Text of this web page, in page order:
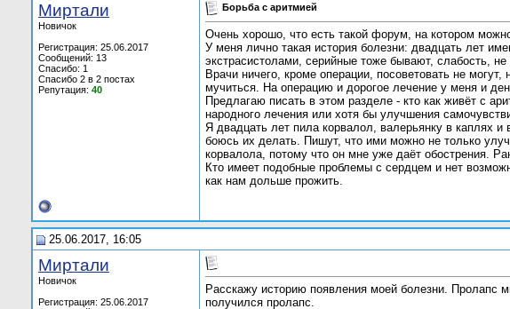
Миртали
Новичок
Регистрация: 25.06.2017
Сообщений: 13
Спасибо: 1
Спасибо 2 в 2 постах
Репутация: 40
Борьба с аритмией
Очень хорошо, что есть такой форум, на котором
У меня лично такая история болезни: двадцать лет
экстрасистолами, серийные тоже бывают, слабость, не
Врачи ничего, кроме операции, посоветовать не
мучиться. На операцию и дорогое лечение у меня и
Предлагаю писать в этом разделе - кто как живёт с
народного лечения или хотя бы улучшения
Я двадцать лет пила корвалол, валерьянку в каплях
боюсь их делать. Пишут, что ими можно не только
корвалола, потому что он мне уже даёт обострения.
Кто имеет подобные проблемы с сердцем и нет
как нам дольше прожить.
25.06.2017, 16:05
Миртали
Новичок
Регистрация: 25.06.2017
Расскажу историю появления моей болезни. Пролапс
получился пролапс.